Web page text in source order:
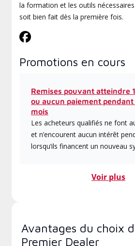
la formation et les outils
soit bien fait dès la première fois.
Promotions en cours
Remises pouvant atteindre
ou aucun paiement pendant
mois
Les acheteurs qualifiés ne font
et n’encourent aucun intérêt
lorsqu’ils financent un nouveau
Voir plus
Avantages du choix
Premier Dealer